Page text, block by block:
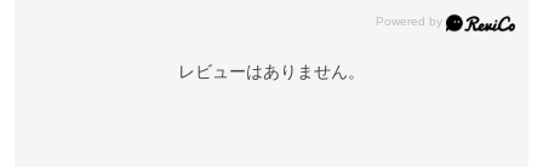
レビューはありません。